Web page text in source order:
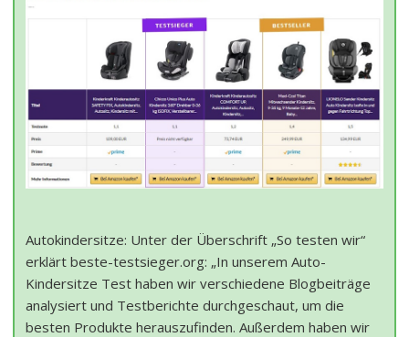
Autokindersitze: Unter der Überschrift „So testen wir“
erklärt beste-testsieger.org: „In unserem Auto-
Kindersitze Test haben wir verschiedene Blogbeiträge
analysiert und Testberichte durchgeschaut, um die
besten Produkte herauszufinden. Außerdem haben wir